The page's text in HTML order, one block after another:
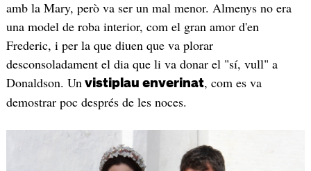
amb la Mary, però va ser un mal menor. Almenys no era
una model de roba interior, com el gran amor d'en
Frederic, i per la que diuen que va plorar
desconsoladament el dia que li va donar el "sí, vull" a
Donaldson. Un vistiplau enverinat, com es va
demostrar poc després de les noces.